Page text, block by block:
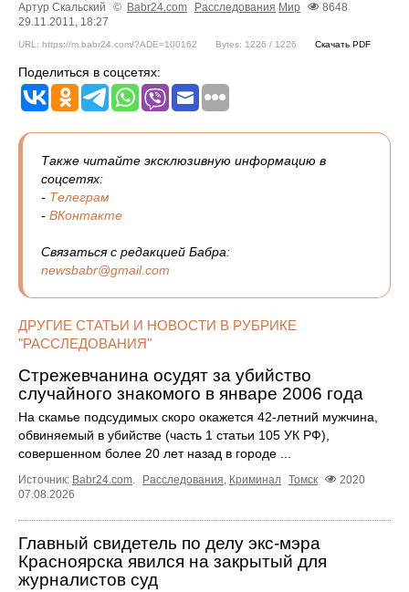
Артур Скальский © Babr24.com Расследования Мир
8648
29.11.2011, 18:27
URL: https://m.babr24.com/?ADE=100162 Bytes: 1226 / 1226 Скачать PDF
Поделиться в соцсетях:
Также читайте эксклюзивную информацию в
соцсетях:
- Телеграм
- ВКонтакте
Связаться с редакцией Бабра:
newsbabr@gmail.com
ДРУГИЕ СТАТЬИ И НОВОСТИ В РУБРИКЕ
"РАССЛЕДОВАНИЯ"
Стрежевчанина осудят за убийство
случайного знакомого в январе 2006 года
На скамье подсудимых скоро окажется 42-летний мужчина,
обвиняемый в убийстве (часть 1 статьи 105 УК РФ),
совершенном более 20 лет назад в городе ...
Источник: Babr24.com. Расследования, Криминал Томск
2020
07.08.2026
Главный свидетель по делу экс-мэра
Красноярска явился на закрытый для
журналистов суд